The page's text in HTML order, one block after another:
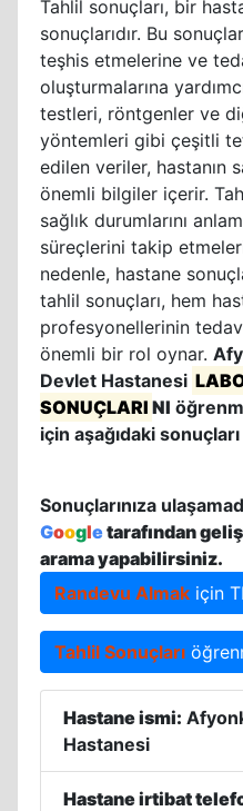
Tahlil sonuçları, bir
sonuçlarıdır. Bu
teşhis etmelerine ve
oluşturmalarına
testleri, röntgenler ve
yöntemleri gibi çeşitli
edilen veriler, hastanın
önemli bilgiler içerir.
sağlık durumlarını
süreçlerini takip
nedenle, hastane
tahlil sonuçları, hem
profesyonellerinin
önemli bir rol oynar.
Devlet Hastanesi
SONUÇLARI NI
için aşağıdaki
Sonuçlarınıza
Googletarafından
arama yapabilirsiniz.
Randevu Almak için
Tahlil Sonuçları
Hastane ismi:
Hastanesi
Hastane irtibat